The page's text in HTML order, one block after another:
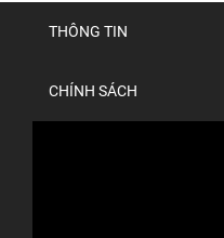
THÔNG TIN
CHÍNH SÁCH